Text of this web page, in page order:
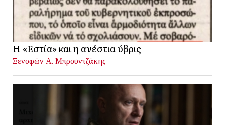
Η «Εστία» και η ανέστια ύβρις
Ξενοφών Α. Μπρουντζάκης